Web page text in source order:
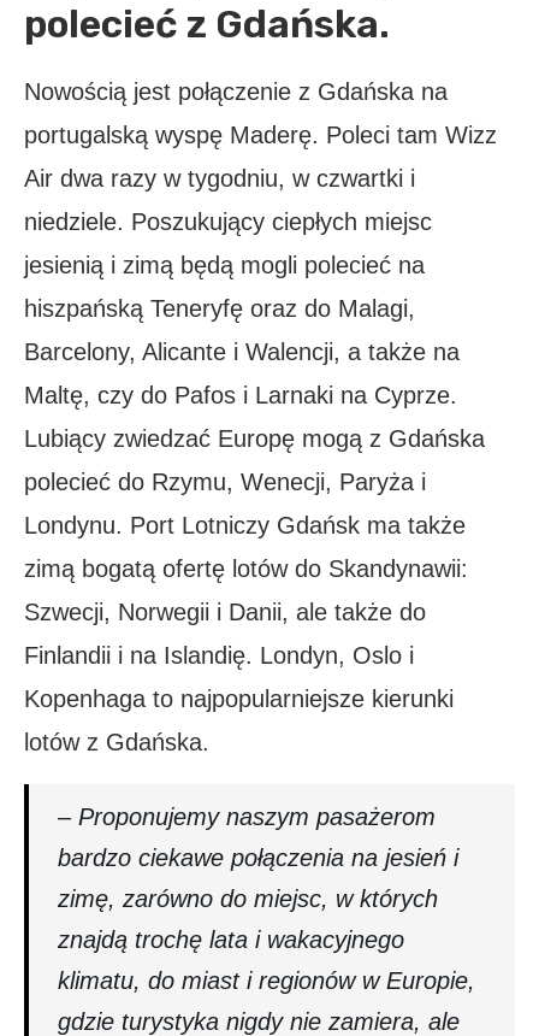
polecieć z Gdańska.
Nowością jest połączenie z Gdańska na
portugalską wyspę Maderę. Poleci tam Wizz
Air dwa razy w tygodniu, w czwartki i
niedziele. Poszukujący ciepłych miejsc
jesienią i zimą będą mogli polecieć na
hiszpańską Teneryfę oraz do Malagi,
Barcelony, Alicante i Walencji, a także na
Maltę, czy do Pafos i Larnaki na Cyprze.
Lubiący zwiedzać Europę mogą z Gdańska
polecieć do Rzymu, Wenecji, Paryża i
Londynu. Port Lotniczy Gdańsk ma także
zimą bogatą ofertę lotów do Skandynawii:
Szwecji, Norwegii i Danii, ale także do
Finlandii i na Islandię. Londyn, Oslo i
Kopenhaga to najpopularniejsze kierunki
lotów z Gdańska.
– Proponujemy naszym pasażerom
bardzo ciekawe połączenia na jesień i
zimę, zarówno do miejsc, w których
znajdą trochę lata i wakacyjnego
klimatu, do miast i regionów w Europie,
gdzie turystyka nigdy nie zamiera, ale